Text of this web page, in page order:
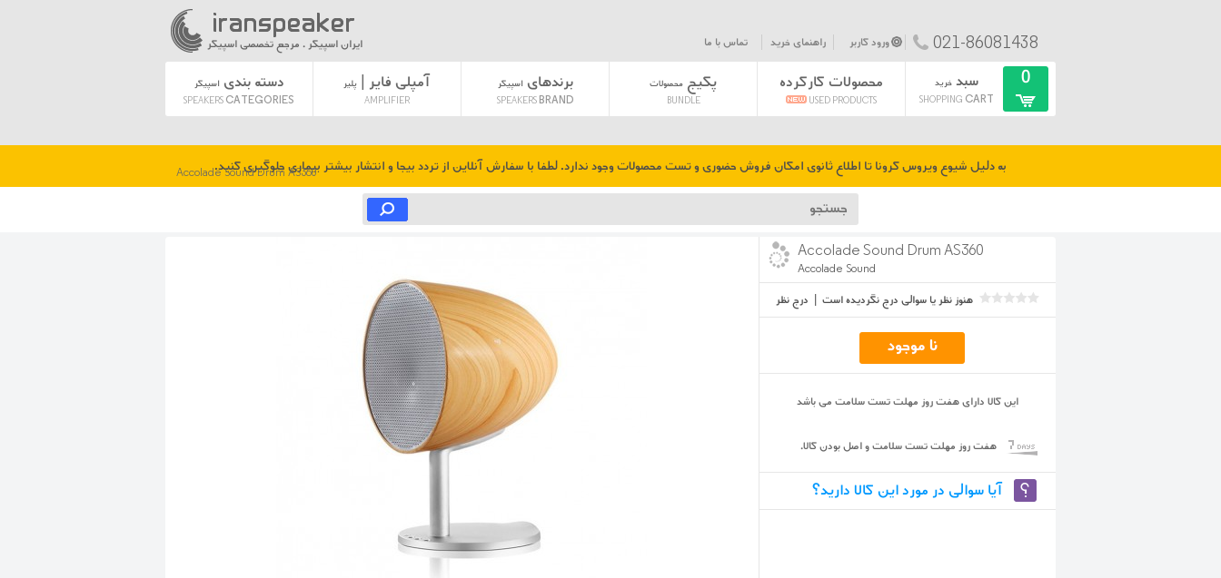
ایران اسپیکر . مرجع تخصصی اسپیکر 021-86081438 ورود کاربر راهنمای خرید تماس با ما
دسته بندی اسپیکر
SPEAKERS CATEGORIES
آمپلی فایر | پلیر
AMPLIFIER
برندهای اسپیکر
SPEAKERS BRAND
پکیج محصولات
BUNDLE
محصولات کارکرده
USED PRODUCTS
سبد خرید
SHOPPING CART
0
به دلیل شیوع ویروس کرونا تا اطلاع ثانوی امکان فروش حضوری و تست محصولات وجود ندارد. لطفا با سفارش آنلاین از تردد بیجا و انتشار بیشتر بیماری جلوگیری کنید.
Accolade Sound Drum AS360
Accolade Sound Drum AS360
Accolade Sound
هنوز نظر یا سوالی درج نگردیده است درج نظر
این کالا دارای هفت روز مهلت تست سلامت می باشد
هفت روز مهلت تست سلامت و اصل بودن کالا.
آیا سوالی در مورد این کالا دارید؟